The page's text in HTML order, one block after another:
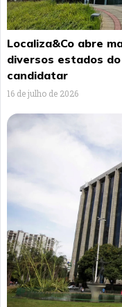
Localiza&Co abre
diversos estados
candidatar
16 de julho de 2026